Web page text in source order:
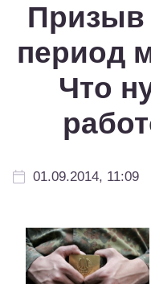
Призыв
период
Что
01.09.2014, 11:09